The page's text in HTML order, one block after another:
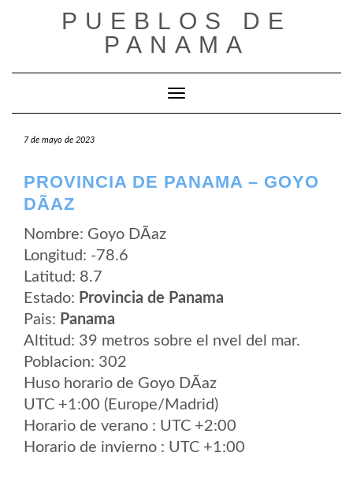
PUEBLOS DE
PANAMA
Cambiar modo de navegación
7 de mayo de 2023
PROVINCIA DE PANAMA – GOYO
DÃ­AZ
Nombre: Goyo DÃ­az
Longitud: -78.6
Latitud: 8.7
Estado: Provincia de Panama
Pais: Panama
Altitud: 39 metros sobre el nvel del mar.
Poblacion: 302
Huso horario de Goyo DÃ­az
UTC +1:00 (Europe/Madrid)
Horario de verano : UTC +2:00
Horario de invierno : UTC +1:00